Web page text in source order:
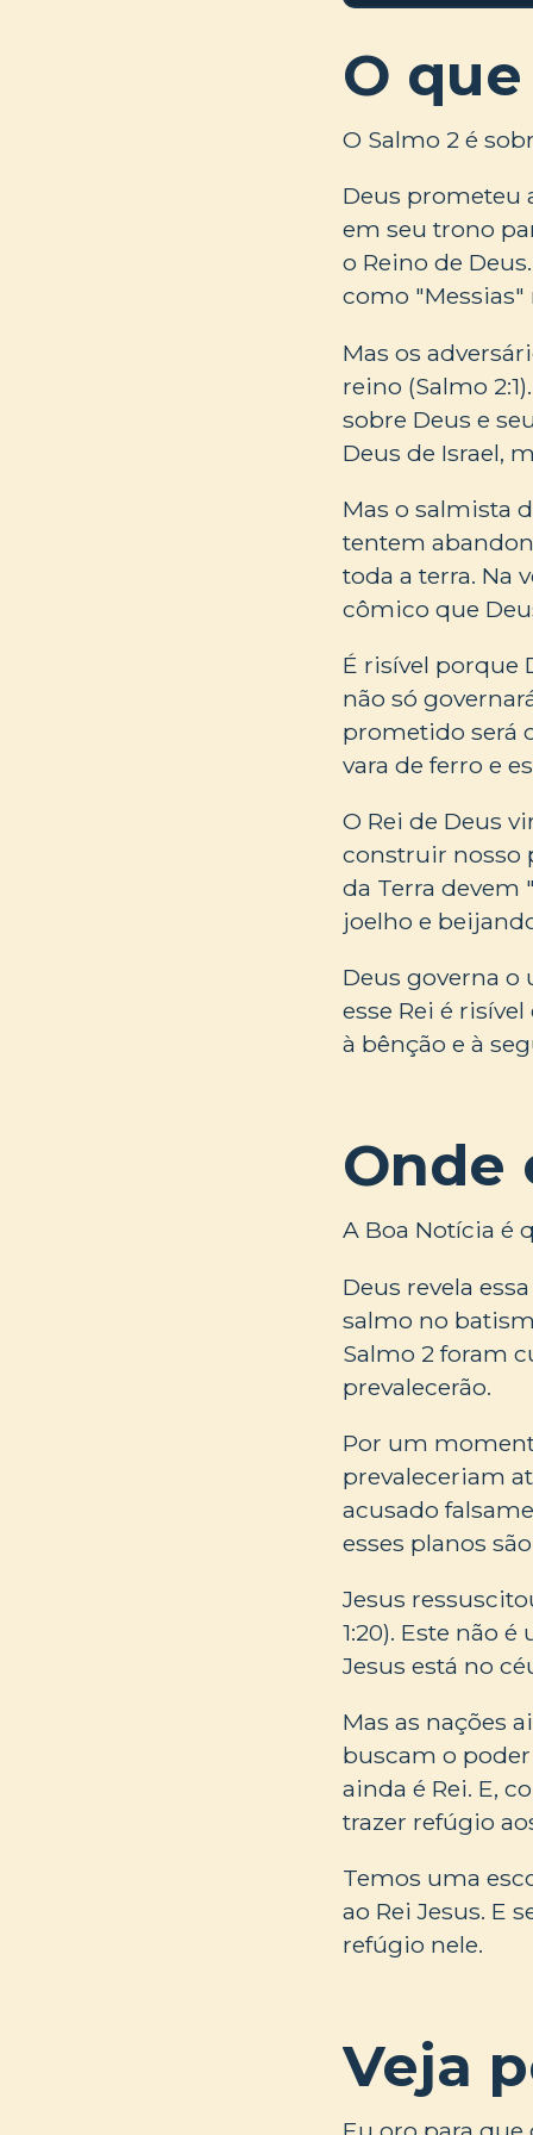
O
O Salmo 2 é
Deus prometeu
em seu trono
o Reino de
como
Mas os
reino (Salmo
sobre Deus e
Deus de Israel,
Mas o salmista
tentem
toda a terra. Na
cômico que
É risível porque
não só
prometido será
vara de ferro e
O Rei de Deus
construir nosso
da Terra devem
joelho e
Deus governa o
esse Rei é
à bênção e à
Onde
A Boa Notícia é
Deus revela
salmo no
Salmo 2 foram
prevalecerão.
Por um
prevaleceriam
acusado
esses planos
Jesus
1:20). Este não
Jesus está no
Mas as nações
buscam o poder
ainda é Rei. E,
trazer refúgio
Temos uma
ao Rei Jesus. E
refúgio nele.
Veja